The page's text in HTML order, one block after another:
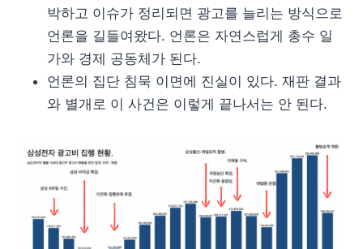
박하고 이슈가 정리되면 광고를 늘리는 방식으로
언론을 길들여왔다. 언론은 자연스럽게 총수 일
가와 경제 공동체가 된다.
언론의 집단 침묵 이면에 진실이 있다. 재판 결과
와 별개로 이 사건은 이렇게 끝나서는 안 된다.